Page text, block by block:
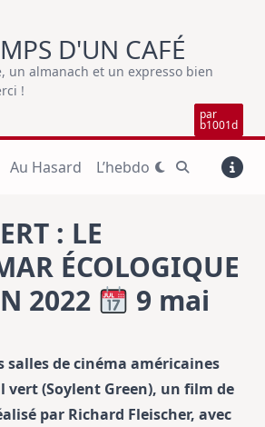
D'UN CAFÉ
un almanach et un expresso bien
!
par
b1001d
Au Hasard L’hebdo
: LE
ÉCOLOGIQUE
2022
9 mai
salles de cinéma américaines
vert (Soylent Green), un film de
par Richard Fleischer, avec